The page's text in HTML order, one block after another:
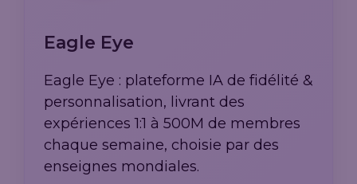
Eagle Eye
Eagle Eye : plateforme IA de fidélité &
personnalisation, livrant des
expériences 1:1 à 500M de membres
chaque semaine, choisie par des
enseignes mondiales.